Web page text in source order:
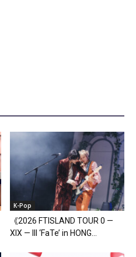
K-Pop
《2026 FTISLAND TOUR 0 —
XIX — III ‘FaTe’ in HONG...